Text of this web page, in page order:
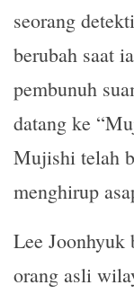
seorang
berubah saat
pembunuh
datang ke
Mujishi telah
menghirup
Lee Joonhyuk
orang asli